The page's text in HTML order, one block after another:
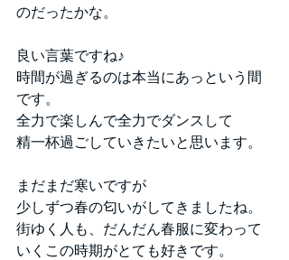
のだったかな。
良い言葉ですね♪
時間が過ぎるのは本当にあっという間
です。
全力で楽しんで全力でダンスして
精一杯過ごしていきたいと思います。
まだまだ寒いですが
少しずつ春の匂いがしてきましたね。
街ゆく人も、だんだん春服に変わって
いくこの時期がとても好きです。